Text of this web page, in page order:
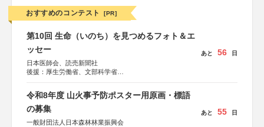
おすすめのコンテスト [PR]
第10回 生命（いのち）を見つめるフォト＆エ
ッセー
日本医師会、読売新聞社
後援：厚生労働省、文部科学省
しん生命保険株式会社
あと 56 日
令和8年度 山火事予防ポスター用原画・標語
の募集
一般財団法人日本森林林業振興会
あと 55 日